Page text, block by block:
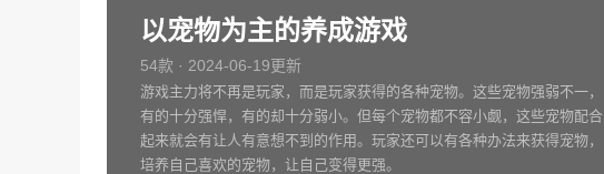
以宠物为主的养成游戏
54款 · 2024-06-19更新
游戏主力将不再是玩家，而是玩家获得的各种宠物。这些宠物强弱不一，
有的十分强悍，有的却十分弱小。但每个宠物都不容小觑，这些宠物配合
起来就会有让人有意想不到的作用。玩家还可以有各种办法来获得宠物，
培养自己喜欢的宠物，让自己变得更强。